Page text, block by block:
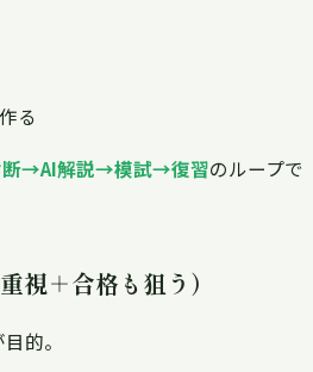
る
断→AI解説→模試→復習のループで
視＋合格も狙う）
的。